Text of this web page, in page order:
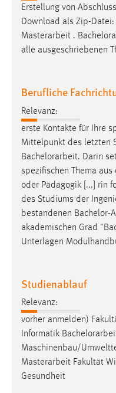
Erstellung von
Download als Zip-Datei:
Masterarbeit .
alle ausgeschriebenen
Berufliche
Relevanz:
erste Kontakte für Ihre
Mittelpunkt des letzten
Bachelorarbeit. Darin
spezifischen Thema
oder Pädagogik [...] rin
des Studiums der
bestandenen Bachelor-
akademischen Grad
Unterlagen
Studienablauf
Relevanz:
vorher anmelden)
Informatik
Maschinenbau/
Masterarbeit Fakultät
Gesundheit